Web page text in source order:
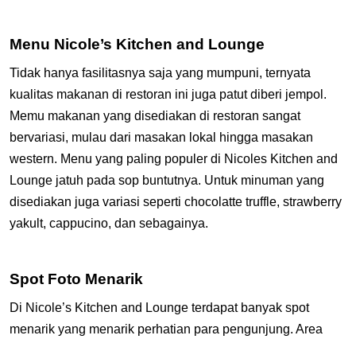
Menu Nicole’s Kitchen and Lounge
Tidak hanya fasilitasnya saja yang mumpuni, ternyata
kualitas makanan di restoran ini juga patut diberi jempol.
Memu makanan yang disediakan di restoran sangat
bervariasi, mulau dari masakan lokal hingga masakan
western. Menu yang paling populer di Nicoles Kitchen and
Lounge jatuh pada sop buntutnya. Untuk minuman yang
disediakan juga variasi seperti chocolatte truffle, strawberry
yakult, cappucino, dan sebagainya.
Spot Foto Menarik
Di Nicole’s Kitchen and Lounge terdapat banyak spot
menarik yang menarik perhatian para pengunjung. Area